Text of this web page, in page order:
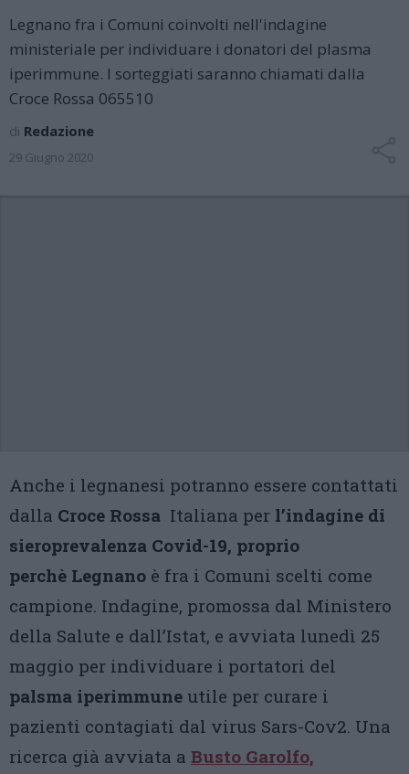
Legnano fra i Comuni coinvolti nell'indagine
ministeriale per individuare i donatori del plasma
iperimmune. I sorteggiati saranno chiamati dalla
Croce Rossa 065510
di Redazione
29 Giugno 2020
Anche i legnanesi potranno essere contattati
dalla Croce Rossa Italiana per l’indagine di
sieroprevalenza Covid-19, proprio
perchè Legnano è fra i Comuni scelti come
campione. Indagine, promossa dal Ministero
della Salute e dall’Istat, e avviata lunedì 25
maggio per individuare i portatori del
palsma iperimmune utile per curare i
pazienti contagiati dal virus Sars-Cov2. Una
ricerca già avviata a Busto Garolfo,